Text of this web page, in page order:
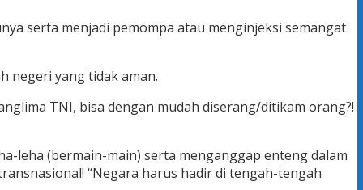
serta menjadi pemompa atau menginjeksi semangat
negeri yang tidak aman.
TNI, bisa dengan mudah diserang/ditikam orang?!
leha (bermain-main) serta menganggap enteng dalam
“Negara harus hadir di tengah-tengah